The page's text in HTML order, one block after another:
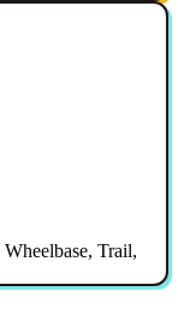
Wheelbase, Trail,